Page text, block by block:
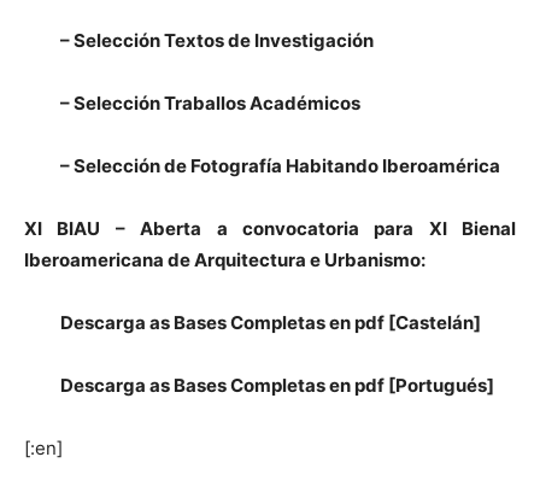
– Selección Textos de Investigación
– Selección Traballos Académicos
– Selección de Fotografía Habitando Iberoamérica
XI BIAU – Aberta a convocatoria para XI Bienal
Iberoamericana de Arquitectura e Urbanismo:
Descarga as Bases Completas en pdf [Castelán]
Descarga as Bases Completas en pdf [Portugués]
[:en]